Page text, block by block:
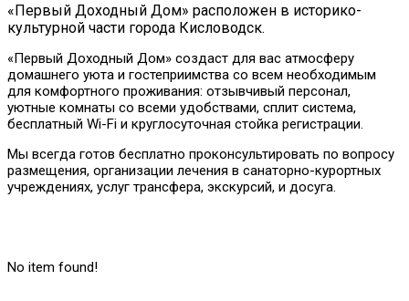
«Первый Доходный Дом» расположен в историко-
культурной части города Кисловодск.
«Первый Доходный Дом» создаст для вас атмосферу
домашнего уюта и гостеприимства со всем необходимым
для комфортного проживания: отзывчивый персонал,
уютные комнаты со всеми удобствами, сплит система,
бесплатный Wi-Fi и круглосуточная стойка регистрации.
Мы всегда готов бесплатно проконсультировать по вопросу
размещения, организации лечения в санаторно-курортных
учреждениях, услуг трансфера, экскурсий, и досуга.
No item found!